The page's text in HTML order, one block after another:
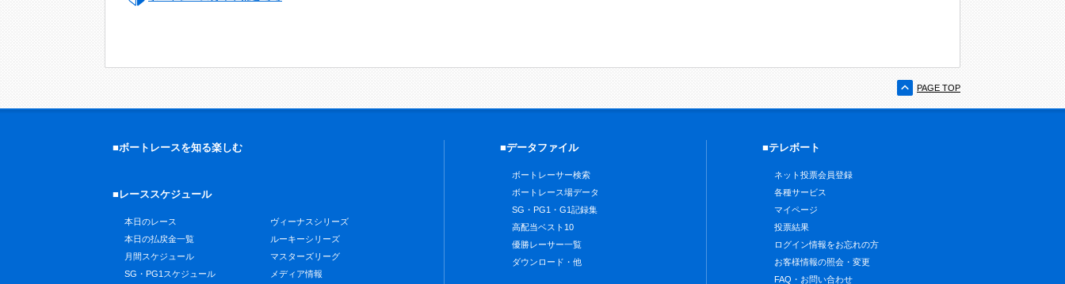
PAGE TOP
■ボートレースを知る楽しむ
■レーススケジュール
本日のレース
本日の払戻金一覧
月間スケジュール
SG・PG1スケジュール
ヴィーナスシリーズ
ルーキーシリーズ
マスターズリーグ
メディア情報
■データファイル
ボートレーサー検索
ボートレース場データ
SG・PG1・G1記録集
高配当ベスト10
優勝レーサー一覧
ダウンロード・他
■テレボート
ネット投票会員登録
各種サービス
マイページ
投票結果
ログイン情報をお忘れの方
お客様情報の照会・変更
FAQ・お問い合わせ